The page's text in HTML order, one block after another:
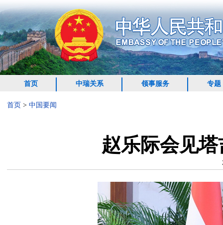
首页 中瑞关系 领事服务 专题
首页 > 中国要闻
赵乐际会见